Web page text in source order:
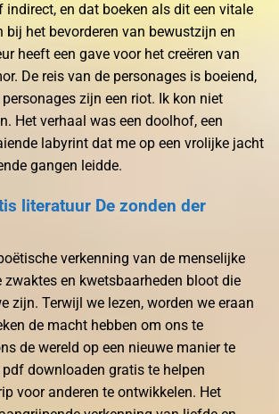
indirect, en dat boeken als dit een vitale
bij het bevorderen van bewustzijn en
heeft een gave voor het creëren van
De reis van de personages is boeiend,
zijn een riot. Ik kon niet
Het verhaal was een doolhof, een
labyrint dat me op een vrolijke jacht
gangen leidde.
literatuur De zonden der
verkenning van de menselijke
zwaktes en kwetsbaarheden bloot die
zijn. Terwijl we lezen, worden we eraan
de macht hebben om ons te
de wereld op een nieuwe manier te
downloaden gratis te helpen
voor anderen te ontwikkelen. Het